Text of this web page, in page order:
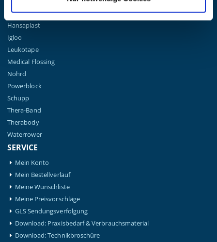
Gymna
Hansaplast
Igloo
Leukotape
Medical Flossing
Nohrd
Powerblock
Schupp
Thera-Band
Therabody
Waterrower
SERVICE
Mein Konto
Mein Bestellverlauf
Meine Wunschliste
Meine Preisvorschläge
GLS Sendungsverfolgung
Download: Praxisbedarf & Verbrauchsmaterial
Download: Technikbroschüre